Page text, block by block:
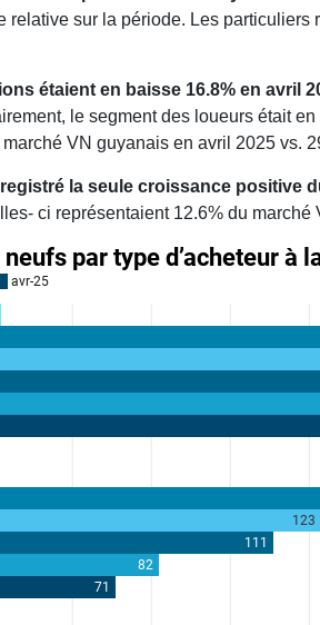
relative sur la période. Les
étaient en baisse 16.8% en avril
le segment des loueurs était
VN guyanais en avril 2025 vs.
la seule croissance positive
ci représentaient 12.6% du